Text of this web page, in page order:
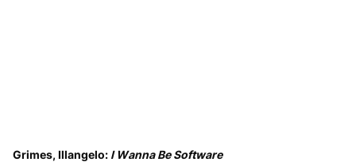
Grimes, Illangelo: I Wanna Be Software